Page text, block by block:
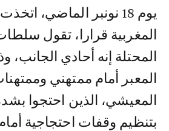
يوم 18 نونبر الماضي،
المغربية قرارا، تقول
المحتلة إنه أحادي الجانب،
المعبر أمام ممتهني
المعيشي، الذين احتجوا
بتنظيم وقفات احتجاجية